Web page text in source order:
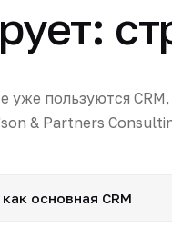
уже пользуются
& Partners
основная CRM